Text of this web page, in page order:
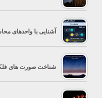
آشنایی با واحدهای
شناخت صورت های